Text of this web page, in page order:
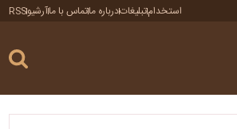
استخدامتبلیغاتدرباره ماتماس با ماآرشیوRSS